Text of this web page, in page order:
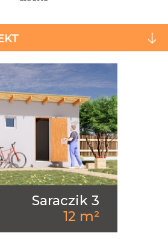
Saraczik 3
12 m²